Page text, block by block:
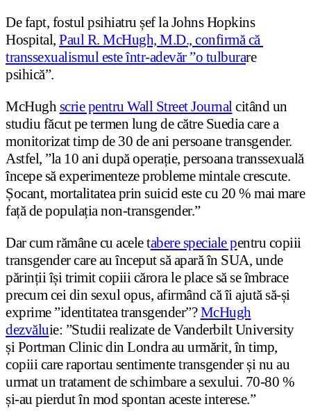
De fapt, fostul psihiatru șef la Johns Hopkins
Hospital, Paul R. McHugh, M.D., confirmă că
transsexualismul este într-adevăr ”o tulburare
psihică”.
McHughscrie pentru Wall Street Journalcitând un
studiu făcut pe termen lung de către Suedia care a
monitorizat timp de 30 de ani persoane transgender.
Astfel, ”la 10 ani după operație, persoana transsexuală
începe să experimenteze probleme mintale crescute.
Șocant, mortalitatea prin suicid este cu 20 % mai mare
față de populația non-transgender.”
Dar cum rămâne cu acele tabere speciale pentru copiii
transgender care au început să apară în SUA, unde
părinții își trimit copiii cărora le place să se îmbrace
precum cei din sexul opus, afirmând că îi ajută să-și
exprime ”identitatea transgender”?McHugh
dezvăluie: ”Studii realizate de Vanderbilt University
și Portman Clinic din Londra au urmărit, în timp,
copiii care raportau sentimente transgender și nu au
urmat un tratament de schimbare a sexului. 70-80 %
și-au pierdut în mod spontan aceste interese.”